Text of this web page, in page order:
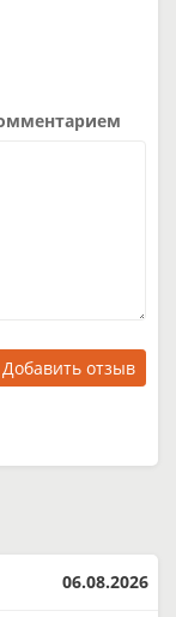
Добавить отзыв
06.08.2026